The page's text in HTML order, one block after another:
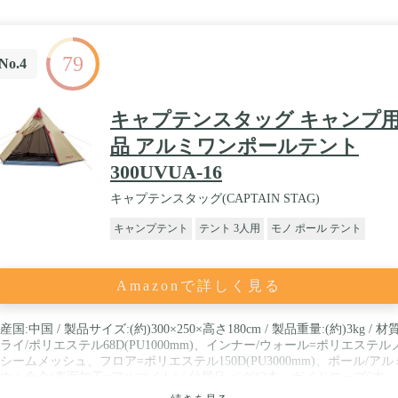
79
キャプテンスタッグ キャンプ用
品 アルミワンポールテント
300UVUA-16
キャプテンスタッグ(CAPTAIN STAG)
キャンプテント テント 3人用 モノ ポール テント
Amazonで詳しく見る
国:中国 / 製品サイズ:(約)300×250×高さ180cm / 製品重量:(約)3kg / 材
イ/ポリエステル68D(PU1000mm)、インナー/ウォール=ポリエステル
ームメッシュ、フロア=ポリエステル150D(PU3000mm)、ポール/アル
ル用収納袋1枚、ペグ用収納袋1枚、キャリーバッグ1枚 / ご注意:レンタ